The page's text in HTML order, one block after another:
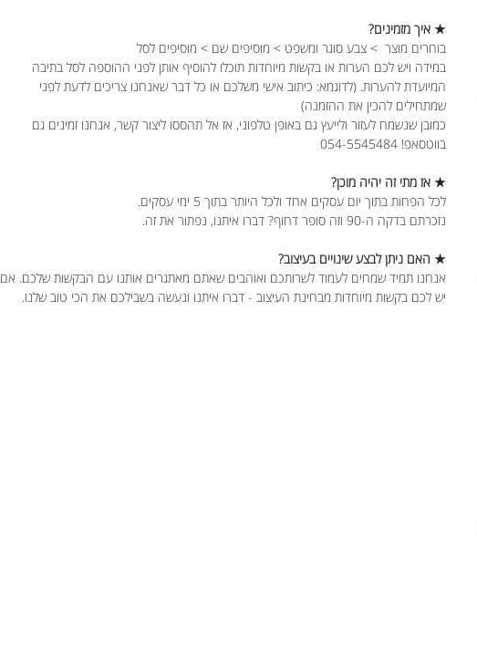
★ איך מזמינים?
בוחרים מוצר > צבע סוגר ומשפט > מוסיפים שם > מוסיפים לסל
במידה ויש לכם הערות או בקשות מיוחדות תוכלו להוסיף אותן לפני ההוספה לסל בתיבה
המיועדת להערות. (לדוגמא: כיתוב אישי משלכם או כל דבר שאנחנו צריכים לדעת לפני
שמתחילים להכין את ההזמנה)
כמובן שנשמח לעזור ולייעץ גם באופן טלפוני, אז אל תהססו ליצור קשר, אנחנו זמינים גם
בווטסאפ! 054-5545484
★ אז מתי זה יהיה מוכן?
לכל הפחות בתוך יום עסקים אחד ולכל היותר בתוך 5 ימי עסקים.
נזכרתם בדקה ה-90 וזה סופר דחוף? דברו איתנו, נפתור את זה.
★ האם ניתן לבצע שינויים בעיצוב?
אנחנו תמיד שמחים לעמוד לשרותכם ואוהבים שאתם מאתגרים אותנו עם הבקשות שלכם. אם
יש לכם בקשות מיוחדות מבחינת העיצוב - דברו איתנו ונעשה בשבילכם את הכי טוב שלנו.